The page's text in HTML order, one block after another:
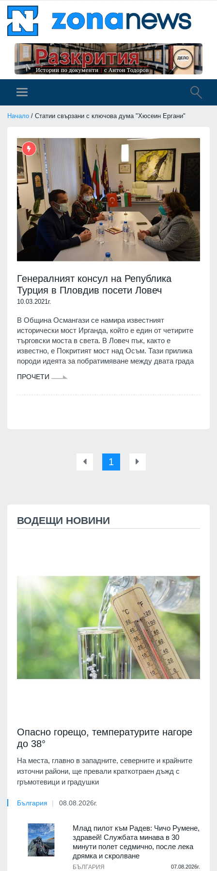
Начало / Статии свързани с ключова дума "Хюсеин Ергани"
Генералният консул на Република
Турция в Пловдив посети Ловеч
10.03.2021г.
В Община Османгази се намира известният
исторически мост Ирганда, който е един от четирите
търговски моста в света. В Ловеч пък, както е
известно, е Покритият мост над Осъм. Тази прилика
породи идеята за побратимяване между двата града
ПРОЧЕТИ
1
ВОДЕЩИ НОВИНИ
Опасно горещо, температурите нагоре
до 38°
На места, главно в западните, северните и крайните
източни райони, ще превали краткотраен дъжд с
гръмотевици и градушки
България 08.08.2026г.
Млад пилот към Радев: Чичо Румене,
здравей! Службата минава в 30
минути полет седмично, после лека
дрямка и скролване
БЪЛГАРИЯ 07.08.2026г.